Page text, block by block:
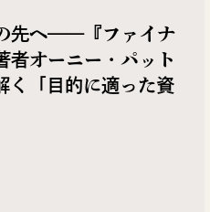
先へ——『ファイナ
者オーニー・パット
く「目的に適った資